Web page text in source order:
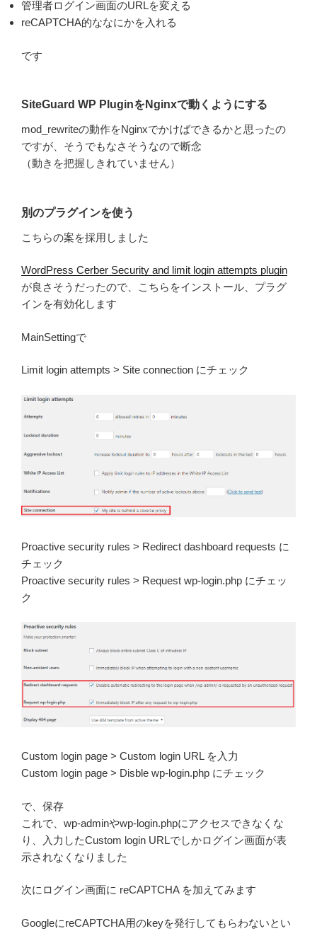
管理者ログイン画面のURLを変える
reCAPTCHA的ななにかを入れる
です
SiteGuard WP PluginをNginxで動くようにする
mod_rewriteの動作をNginxでかけばできるかと思ったの
ですが、そうでもなさそうなので断念
（動きを把握しきれていません）
別のプラグインを使う
こちらの案を採用しました
WordPress Cerber Security and limit login attempts plugin
が良さそうだったので、こちらをインストール、プラグ
インを有効化します
MainSettingで
Limit login attempts > Site connection にチェック
Proactive security rules > Redirect dashboard requests に
チェック
Proactive security rules > Request wp-login.php にチェッ
ク
Custom login page > Custom login URL を入力
Custom login page > Disble wp-login.php にチェック
で、保存
これで、wp-adminやwp-login.phpにアクセスできなくな
り、入力したCustom login URLでしかログイン画面が表
示されなくなりました
次にログイン画面に reCAPTCHA を加えてみます
GoogleにreCAPTCHA用のkeyを発行してもらわないとい